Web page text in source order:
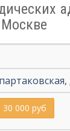
Москве
30 000 руб